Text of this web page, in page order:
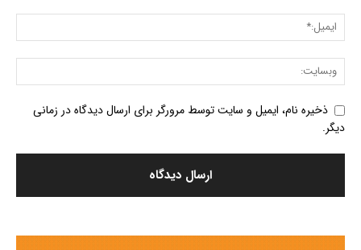
ذخیره نام، ایمیل و سایت توسط مرورگر برای ارسال دیدگاه در زمانی
دیگر.